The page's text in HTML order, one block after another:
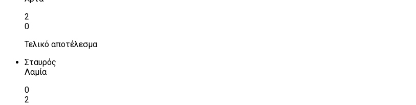
2
0
Τελικό αποτέλεσμα
Σταυρός
Λαμία
0
2